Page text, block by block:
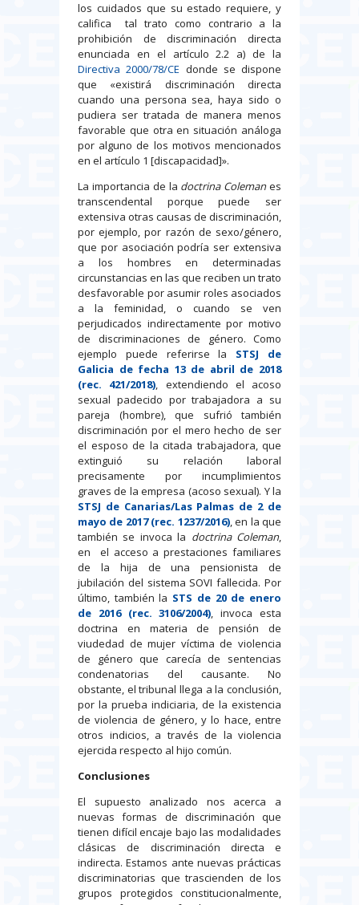
los cuidados que su estado requiere, y
califica tal trato como contrario a la
prohibición de discriminación directa
enunciada en el artículo 2.2 a) de la
Directiva 2000/78/CE donde se dispone
que «existirá discriminación directa
cuando una persona sea, haya sido o
pudiera ser tratada de manera menos
favorable que otra en situación análoga
por alguno de los motivos mencionados
en el artículo 1 [discapacidad]».
La importancia de la doctrina Colemanes
transcendental porque puede ser
extensiva otras causas de discriminación,
por ejemplo, por razón de sexo/género,
que por asociación podría ser extensiva
a los hombres en determinadas
circunstancias en las que reciben un trato
desfavorable por asumir roles asociados
a la feminidad, o cuando se ven
perjudicados indirectamente por motivo
de discriminaciones de género. Como
ejemplo puede referirse la
STSJ de
Galicia de fecha 13 de abril de 2018
(rec. 421/2018), extendiendo el acoso
sexual padecido por trabajadora a su
pareja (hombre), que sufrió también
discriminación por el mero hecho de ser
el esposo de la citada trabajadora, que
extinguió su relación laboral
precisamente por incumplimientos
graves de la empresa (acoso sexual). Y la
STSJ de Canarias/Las Palmas de 2 de
mayo de 2017 (rec. 1237/2016), en la que
también se invoca la doctrina Coleman,
en el acceso a prestaciones familiares
de la hija de una pensionista de
jubilación del sistema SOVI fallecida. Por
último, también la STS de 20 de enero
de 2016 (rec. 3106/2004), invoca esta
doctrina en materia de pensión de
viudedad de mujer víctima de violencia
de género que carecía de sentencias
condenatorias del causante. No
obstante, el tribunal llega a la conclusión,
por la prueba indiciaria, de la existencia
de violencia de género, y lo hace, entre
otros indicios, a través de la violencia
ejercida respecto al hijo común.
Conclusiones
El supuesto analizado nos acerca a
nuevas formas de discriminación que
tienen difícil encaje bajo las modalidades
clásicas de discriminación directa e
indirecta. Estamos ante nuevas prácticas
discriminatorias que trascienden de los
grupos protegidos constitucionalmente,